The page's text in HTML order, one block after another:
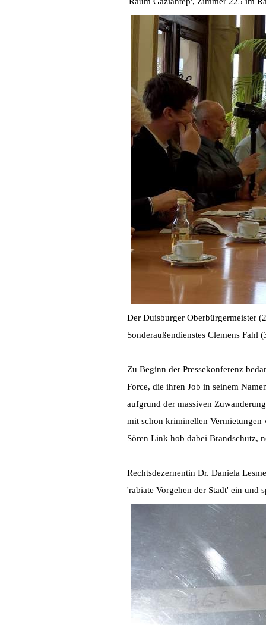
Der Duisburger Oberbürgermeister
Sonderaußendienstes Clemens
Zu Beginn der Pressekonferenz
Force, die ihren Job in seinem
aufgrund der massiven
mit schon kriminellen Vermietungen
Sören Link hob dabei Brandschutz,
Rechtsdezernentin Dr. Daniela
'rabiate Vorgehen der Stadt' ein und